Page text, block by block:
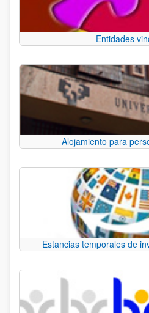
Entidades
Alojamiento para
Estancias temporales de